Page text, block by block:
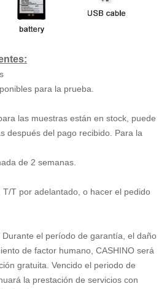
para la prueba.
las muestras están en stock, puede
después del pago recibido. Para la
de 2 semanas.
T/T por adelantado, o hacer el pedido
el período de garantía, el daño
de factor humano, CASHINO será
gratuita. Vencido el periodo de
la prestación de servicios con